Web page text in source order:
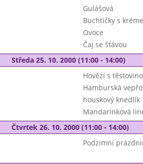
Gulášová
Buchtičky s
Ovoce
Čaj se šťávou
Středa 25. 10. 2000 (11:00 - 14:00)
Hovězí s
Hamburská
houskový knedlík
Mandarinková
Čtvrtek 26. 10. 2000 (11:00 - 14:00)
Podzimní